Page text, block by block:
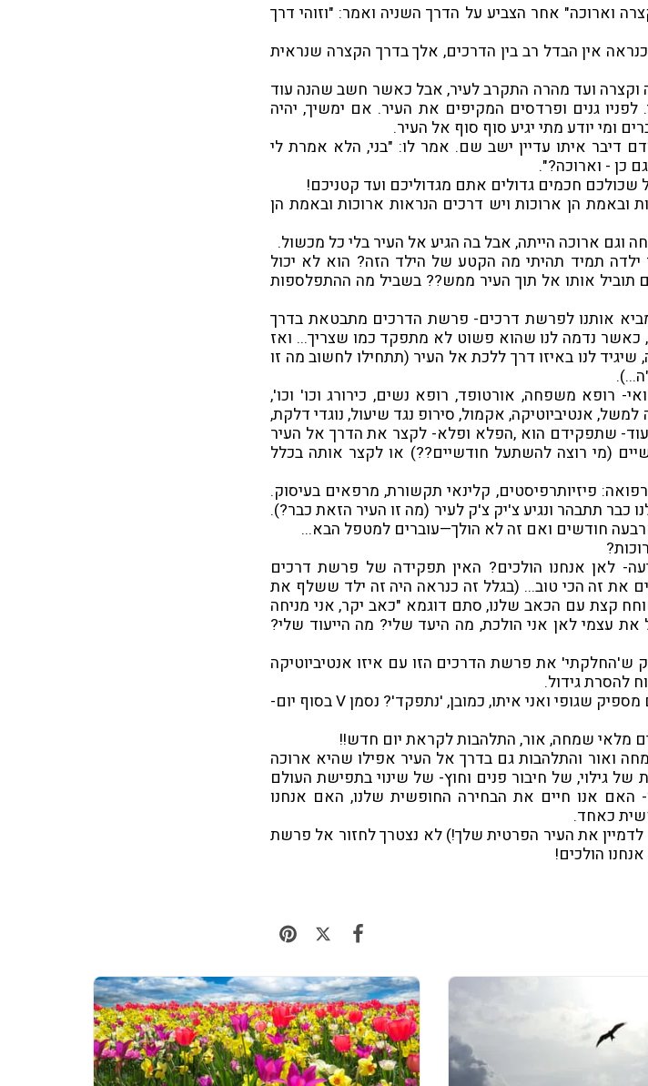
וארוכה" אחר הצביע על הדרך השניה ואמר: "וזוהי דרך
אין הבדל רב בין הדרכים, אלך בדרך הקצרה שנראית
וקצרה ועד מהרה התקרב לעיר, אבל כאשר חשב שהנה עוד
גנים ופרדסים המקיפים את העיר. אם ימשיך, יהיה
ומי יודע מתי יגיע סוף סוף אל העיר.
דיבר איתו עדיין ישב שם. אמר לו: "בני, הלא אמרת לי
כן - וארוכה?".
חכמים גדולים אתם מגדוליכם ועד קטניכם!
ובאמת הן ארוכות ויש דרכים הנראות ארוכות ובאמת הן
וגם ארוכה הייתה, אבל בה הגיע אל העיר בלי כל מכשול.
תמיד תהיתי מה הקטע של הילד הזה? הוא לא יכול
אותו אל תוך העיר ממש?? בשביל מה ההתפלספות
אותנו לפרשת דרכים- פרשת הדרכים מתבטאת בדרך
כאשר נדמה לנו שהוא פשוט לא מתפקד כמו שצריך... ואז
לנו באיזו דרך ללכת אל העיר (תתחילו לחשוב מה זו
רופא משפחה, אורטופד, רופא נשים, כירורג וכו' וכו',
אנטיביוטיקה, אקמול, סירופ נגד שיעול, נוגדי דלקת,
ועוד- שתפקידם הוא ,הפלא ופלא- לקצר את הדרך אל העיר
(מי רוצה להשתעל חודשיים??) או לקצר אותה בכלל
פיזיותרפיסטים, קלינאי תקשורת, מרפאים בעיסוק.
תתבהר ונגיע צ'יק צ'ק לעיר (מה זו העיר הזאת כבר?).
חודשים ואם זה לא הולך—עוברים למטפל הבא...
לאן אנחנו הולכים? האין תפקידה של פרשת דרכים
את זה הכי טוב... (בגלל זה כנראה היה זה ילד ששלף את
קצת עם הכאב שלנו, סתם דוגמא "כאב יקר, אני מניחה
עצמי לאן אני הולכת, מה היעד שלי? מה הייעוד שלי?
ש'החלקתי' את פרשת הדרכים הזו עם איזו אנטיביוטיקה
האם העיר שלנו אלה החיים הפיזיים בלבד? האם מספיק שגופי ואני איתו, כמובן, 'נתפקד'? נסמן V בסוף יום-
מלאי שמחה, אור, התלהבות לקראת יום חדש!!
ואור והתלהבות גם בדרך אל העיר אפילו שהיא ארוכה
של גילוי, של חיבור פנים וחוץ- של שינוי בתפישת העולם
האם אנו חיים את הבחירה החופשית שלנו, האם אנחנו
כאחד.
את העיר הפרטית שלך!) לא נצטרך לחזור אל פרשת
הולכים!